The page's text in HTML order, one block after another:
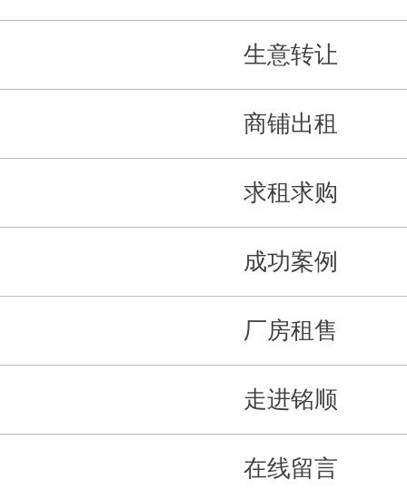
生意转让
商铺出租
求租求购
成功案例
厂房租售
走进铭顺
在线留言